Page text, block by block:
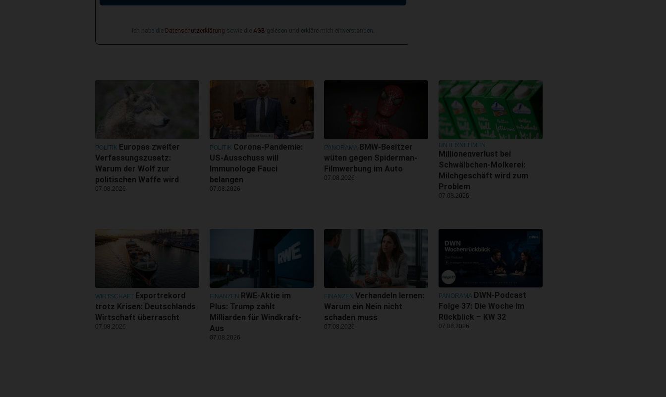
Ich habe die Datenschutzerklärung sowie die AGB gelesen und erkläre mich einverstanden.
POLITIK Europas zweiter
Verfassungszusatz:
Warum der Wolf zur
politischen Waffe wird
07.08.2026
POLITIK Corona-Pandemie:
US-Ausschuss will
Immunologe Fauci
belangen
07.08.2026
PANORAMA BMW-Besitzer
wüten gegen Spiderman-
Filmwerbung im Auto
07.08.2026
UNTERNEHMEN
Millionenverlust bei
Schwälbchen-Molkerei:
Milchgeschäft wird zum
Problem
07.08.2026
WIRTSCHAFT Exportrekord
trotz Krisen: Deutschlands
Wirtschaft überrascht
07.08.2026
FINANZEN RWE-Aktie im
Plus: Trump zahlt
Milliarden für Windkraft-
Aus
07.08.2026
FINANZEN Verhandeln lernen:
Warum ein Nein nicht
schaden muss
07.08.2026
PANORAMA DWN-Podcast
Folge 37: Die Woche im
Rückblick – KW 32
07.08.2026